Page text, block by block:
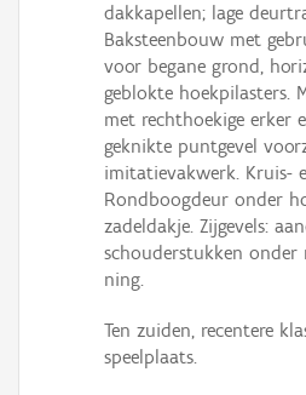
dakkapellen; lage
Baksteenbouw met
voor begane grond,
geblokte hoek­pilasters.
met rechthoekige erker
ge­knik­te punt­ge­vel
imitatievakwerk. Kruis-
Rondboogdeur onder
zadeldakje. Zijge­vels:
schouderstukken
ning.
Ten zuiden, recentere
speelplaats.